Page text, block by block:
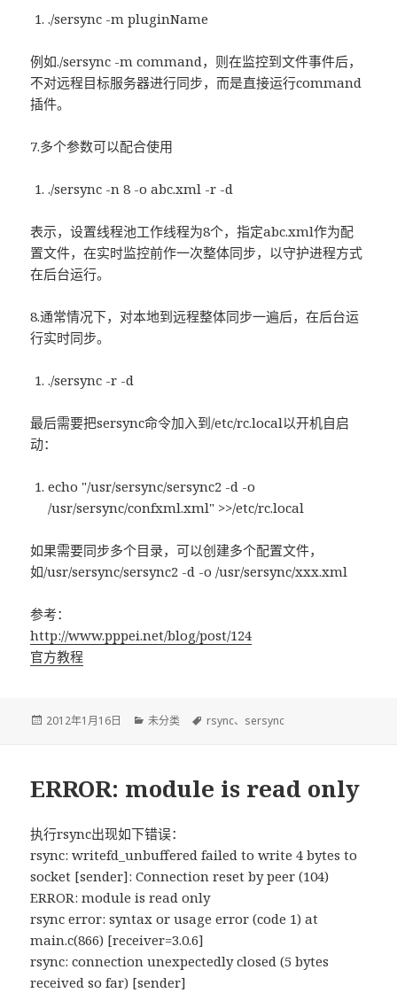
./sersync -m pluginName
例如./sersync -m command，则在监控到文件事件后，
不对远程目标服务器进行同步，而是直接运行command
插件。
7.多个参数可以配合使用
./sersync -n 8 -o abc.xml -r -d
表示，设置线程池工作线程为8个，指定abc.xml作为配
置文件，在实时监控前作一次整体同步，以守护进程方式
在后台运行。
8.通常情况下，对本地到远程整体同步一遍后，在后台运
行实时同步。
./sersync -r -d
最后需要把sersync命令加入到/etc/rc.local以开机自启
动：
echo "/usr/sersync/sersync2 -d -o
/usr/sersync/confxml.xml" >>/etc/rc.local
如果需要同步多个目录，可以创建多个配置文件，
如/usr/sersync/sersync2 -d -o /usr/sersync/xxx.xml
参考：
http://www.pppei.net/blog/post/124
官方教程
发
2012年1月16日
分
未分类
标
rsync、 sersync
ERROR: module is read only
执行rsync出现如下错误：
rsync: writefd_unbuffered failed to write 4 bytes to
socket [sender]: Connection reset by peer (104)
ERROR: module is read only
rsync error: syntax or usage error (code 1) at
main.c(866) [receiver=3.0.6]
rsync: connection unexpectedly closed (5 bytes
received so far) [sender]